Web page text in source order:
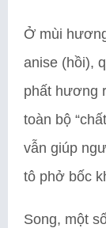
Ở mùi
anise (hồi),
phất hương
toàn bộ
vẫn giúp
tô phở bốc
Song, một